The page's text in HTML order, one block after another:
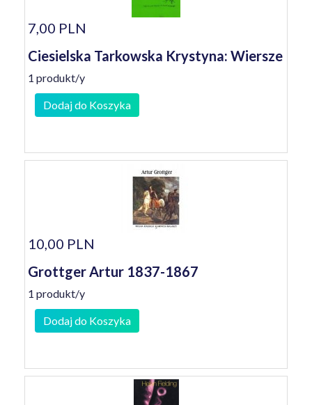
7,00 PLN
Ciesielska Tarkowska Krystyna: Wiersze
1 produkt/y
Dodaj do Koszyka
10,00 PLN
Grottger Artur 1837-1867
1 produkt/y
Dodaj do Koszyka